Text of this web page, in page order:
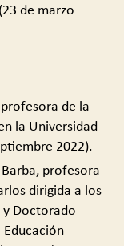
de marzo
de la
la Universidad
2022).
profesora
dirigida a los
y Doctorado